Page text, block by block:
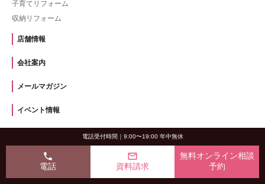
子育てリフォーム
収納リフォーム
店舗情報
会社案内
メールマガジン
イベント情報
リフォームのよくあるご質問
用語集
電話受付時間｜9:00〜19:00 年中無休
phone
電話
mail_outline
資料請求
無料オンライン相談
予約